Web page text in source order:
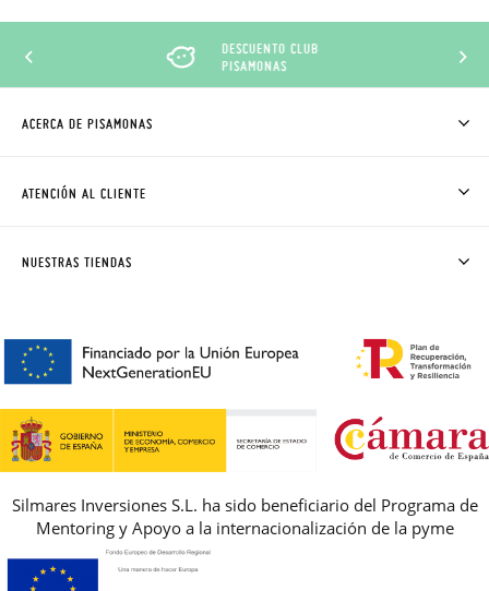
DESCUENTO CLUB
PISAMONAS
ACERCA DE PISAMONAS
CÓMO COMPRAR
AVISO LEGAL, PRIVACIDAD Y COOKIES
REBAJAS
ATENCIÓN AL CLIENTE
PREGUNTAS FRECUENTES
NUESTRAS TIENDAS
Silmares Inversiones S.L. ha sido beneficiario del Programa de
Mentoring y Apoyo a la internacionalización de la pyme